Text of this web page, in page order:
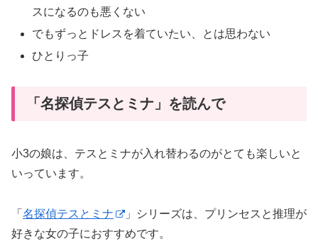
スになるのも悪くない
でもずっとドレスを着ていたい、とは思わない
ひとりっ子
「名探偵テスとミナ」を読んで
小3の娘は、テスとミナが入れ替わるのがとても楽しいと
いっています。
「 名探偵テスとミナ
」シリーズは、プリンセスと推理が
好きな女の子におすすめです。